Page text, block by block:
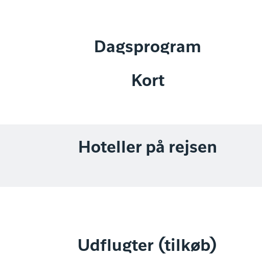
Dagsprogram
Kort
Hoteller på rejsen
Udflugter (tilkøb)